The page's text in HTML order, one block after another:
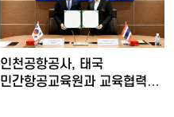
인천공항공사, 태국
민간항공교육원과 교육협력